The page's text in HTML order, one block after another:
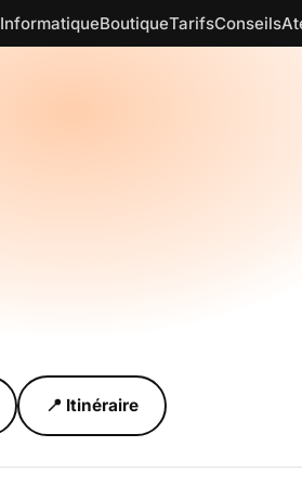
InformatiqueBoutiqueTarifsConseils
📍 Itinéraire